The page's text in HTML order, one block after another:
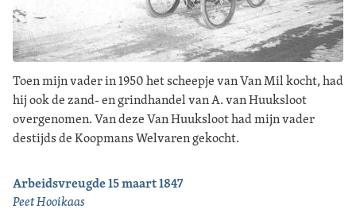
Toen mijn vader in 1950 het scheepje van Van Mil kocht, had
hij ook de zand- en grindhandel van A. van Huuksloot
overgenomen. Van deze Van Huuksloot had mijn vader
destijds de Koopmans Welvaren gekocht.
Arbeidsvreugde 15 maart 1847
Peet Hooikaas